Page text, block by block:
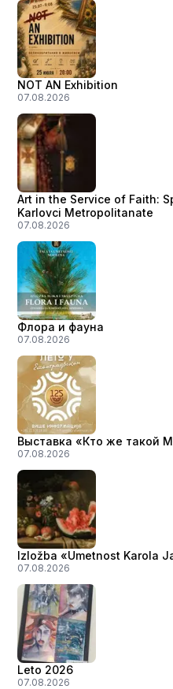
NOT AN Exhibition
07.08.2026
Art in the Service of Faith:
Karlovci Metropolitanate
07.08.2026
Флора и фауна
07.08.2026
Выставка «Кто же такой
07.08.2026
Izložba «Umetnost Karola
07.08.2026
Leto 2026
07.08.2026